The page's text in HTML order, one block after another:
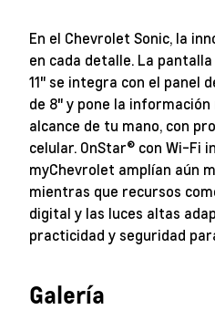
En el Chevrolet Sonic, la
en cada detalle. La
11" se integra con el panel
de 8" y pone la
alcance de tu mano, con
celular. OnStar® con Wi-Fi
myChevrolet amplían aún
mientras que recursos
digital y las luces altas
practicidad y seguridad
Galería